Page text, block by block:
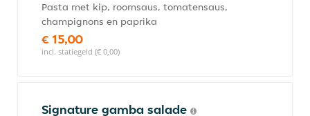
Pasta met kip, roomsaus, tomatensaus,
champignons en paprika
€ 15,00
incl. statiegeld (€ 0,00)
Signature gamba salade